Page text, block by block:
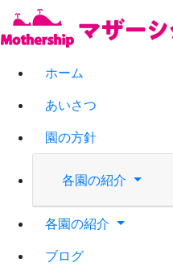
ホーム
あいさつ
園の方針
各園の紹介
各園の紹介
ブログ